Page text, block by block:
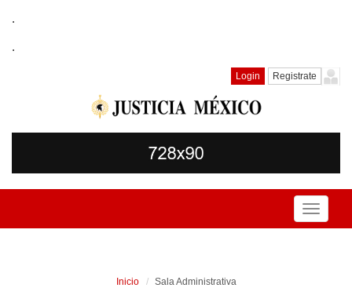
.
.
Login Registrate
Toggle
Inicio Sala Administrativa